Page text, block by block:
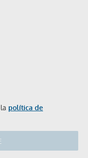
política de